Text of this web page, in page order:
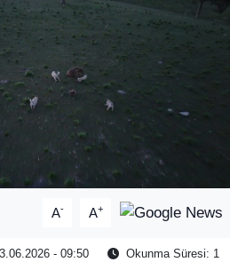
A- A+
- 09:50
Okunma Süresi: 1